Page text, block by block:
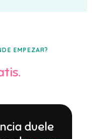
EMPEZAR?
duele